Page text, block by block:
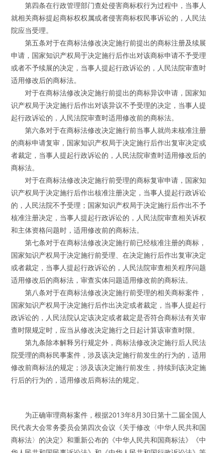
第四条在行政管理部门查处侵害商标权行为过程中，当事人
就相关商标提起商标权权属或者侵害商标权民事诉讼的，人民法
院应当受理。
第五条对于在商标法修改决定施行前提出的商标注册及续展
申请，国家知识产权局于决定施行后作出对该商标申请不予受理
或者不予续展的决定，当事人提起行政诉讼的，人民法院审查时
适用修改后的商标法。
对于在商标法修改决定施行前提出的商标异议申请，国家知
识产权局于决定施行后作出对该异议不予受理的决定，当事人提
起行政诉讼的，人民法院审查时适用修改前的商标法。
第六条对于在商标法修改决定施行前当事人就尚未核准注册
的商标申请复审，国家知识产权局于决定施行后作出复审决定或
者裁定，当事人提起行政诉讼的，人民法院审查时适用修改后的
商标法。
对于在商标法修改决定施行前受理的商标复审申请，国家知
识产权局于决定施行后作出核准注册决定，当事人提起行政诉讼
的，人民法院不予受理；国家知识产权局于决定施行后作出不予
核准注册决定，当事人提起行政诉讼的，人民法院审查相关诉权
和主体资格问题时，适用修改前的商标法。
第七条对于在商标法修改决定施行前已经核准注册的商标，
国家知识产权局于决定施行前受理、在决定施行后作出复审决定
或者裁定，当事人提起行政诉讼的，人民法院审查相关程序问题
适用修改后的商标法，审查实体问题适用修改前的商标法。
第八条对于在商标法修改决定施行前受理的相关商标案件，
国家知识产权局于决定施行后作出决定或者裁定，当事人提起行
政诉讼的，人民法院认定该决定或者裁定是否符合商标法有关审
查时限规定时，应当从修改决定施行之日起计算该审查时限。
第九条除本解释另行规定外，商标法修改决定施行后人民法
院受理的商标民事案件，涉及该决定施行前发生的行为的，适用
修改前商标法的规定；涉及该决定施行前发生，持续到该决定施
行后的行为的，适用修改后商标法的规定。
为正确审理商标案件，根据2013年8月30日第十二届全国人
民代表大会常务委员会第四次会议《关于修改〈中华人民共和国
商标法〉的决定》和重新公布的《中华人民共和国商标法》《中